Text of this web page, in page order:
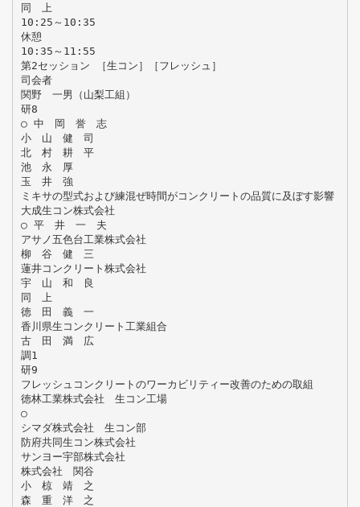
同 上
10:25～10:35
休憩
10:35～11:55
第2セッション ［生コン］［フレッシュ］
司会者
関野 一男（山梨工組）
研8
○ 中 岡 誉 志
小 山 健 司
北 村 耕 平
池 永 厚
玉 井 強
ミキサの型式および練混ぜ時間がコンクリートの品質に及ぼす影響
大成生コン株式会社
○ 平 井 一 夫
アサノ五色台工業株式会社
柳 谷 健 三
蓮井コンクリート株式会社
宇 山 和 良
同 上
徳 田 義 一
香川県生コンクリート工業組合
古 田 満 広
調1
研9
フレッシュコンクリートのワーカビリティー改善のための取組
徳林工業株式会社 生コン工場
○
シマダ株式会社 生コン部
防府共同生コン株式会社
サンヨー宇部株式会社
株式会社 関谷
小 椋 靖 之
森 重 洋 之